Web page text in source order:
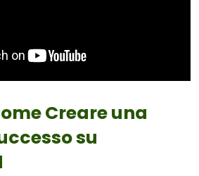
Creare una
su